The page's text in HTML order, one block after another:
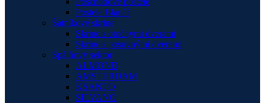
Postele Blanář
Šatníkové skrine
Skrine s otočnými dverami
Skrine s posuvnými dverami
Spálňový sektor
ALMOND
AMSTERDAM
KSANTO
SILVANO